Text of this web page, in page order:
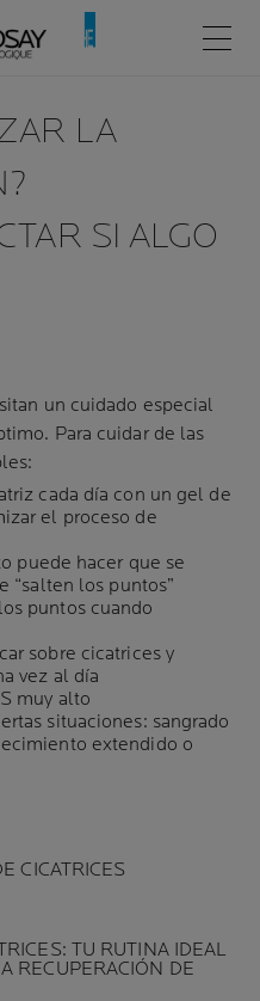
Menú
LA
SI ALGO
un cuidado especial
Para cuidar de las
cada día con un gel de
el proceso de
puede hacer que se
“salten los puntos”
puntos cuando
sobre cicatrices y
vez al día
muy alto
situaciones: sangrado
extendido o
CICATRICES
TU RUTINA IDEAL
RECUPERACIÓN DE